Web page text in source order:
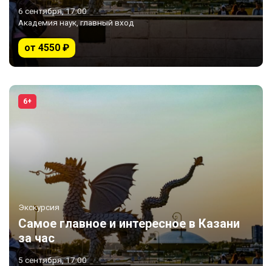
6 сентября, 17:00
Академия наук, главный вход
от 4550 ₽
6+
Экскурсия
Самое главное и интересное в Казани
за час
5 сентября, 17:00